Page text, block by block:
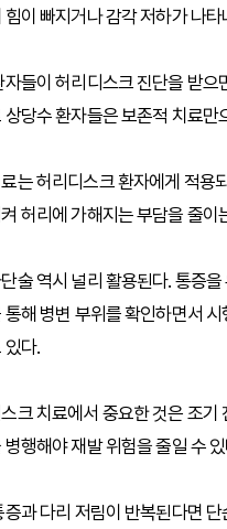
힘이 빠지거나 감각 저하가 나
자들이 허리디스크 진단을 받
상당수 환자들은 보존적 치료
는 허리디스크 환자에게 적용
허리에 가해지는 부담을 줄이
술 역시 널리 활용된다. 통증
통해 병변 부위를 확인하면서
있다.
크 치료에서 중요한 것은 조기
병행해야 재발 위험을 줄일 수
증과 다리 저림이 반복된다면